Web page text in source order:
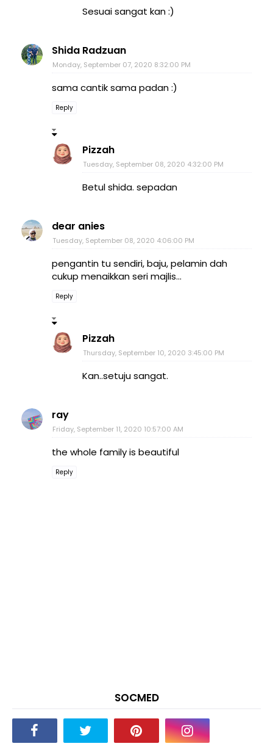
Sesuai sangat kan :)
Shida Radzuan
Monday, September 07, 2020 8:32:00 PM
sama cantik sama padan :)
Reply
Pizzah
Tuesday, September 08, 2020 4:32:00 PM
Betul shida. sepadan
dear anies
Tuesday, September 08, 2020 4:06:00 PM
pengantin tu sendiri, baju, pelamin dah
cukup menaikkan seri majlis...
Reply
Pizzah
Thursday, September 10, 2020 3:45:00 PM
Kan..setuju sangat.
ray
Friday, September 11, 2020 10:57:00 AM
the whole family is beautiful
Reply
SOCMED